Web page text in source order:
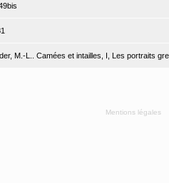
M.-L.. Camées et intailles, I, Les portraits
Mentions légales